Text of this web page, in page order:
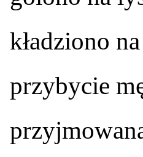
kładziono
przybycie